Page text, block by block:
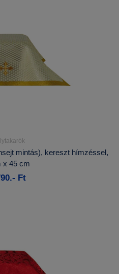
mintás), kereszt hímzéssel,
x 45 cm
Ft